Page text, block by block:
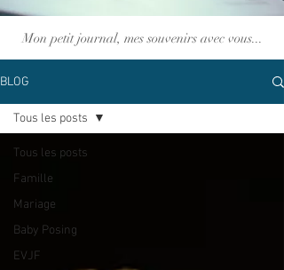
Mon petit journal, mes souvenirs avec vous...
BLOG
Tous les posts
Famille
Mariage
Baby Posing
EVJF
Tous les posts